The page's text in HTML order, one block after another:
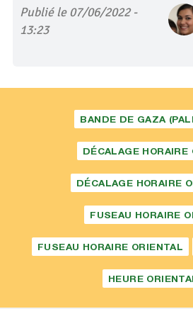
Publié le 07/06/2022 -
13:23
BANDE DE GAZA
DÉCALAGE HORAIRE
DÉCALAGE HORAIRE
FUSEAU HORAIRE
FUSEAU HORAIRE ORIENTAL
HEURE